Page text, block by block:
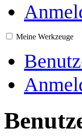
Meine Werkzeuge